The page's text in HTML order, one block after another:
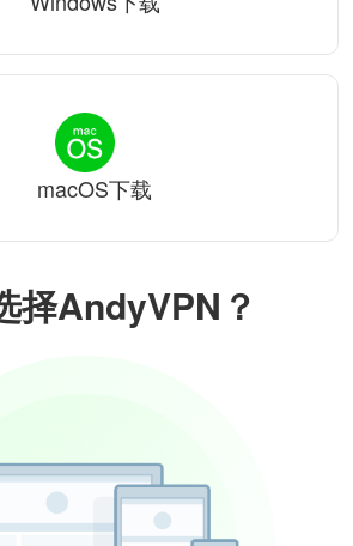
择AndyVPN？
macOS下载